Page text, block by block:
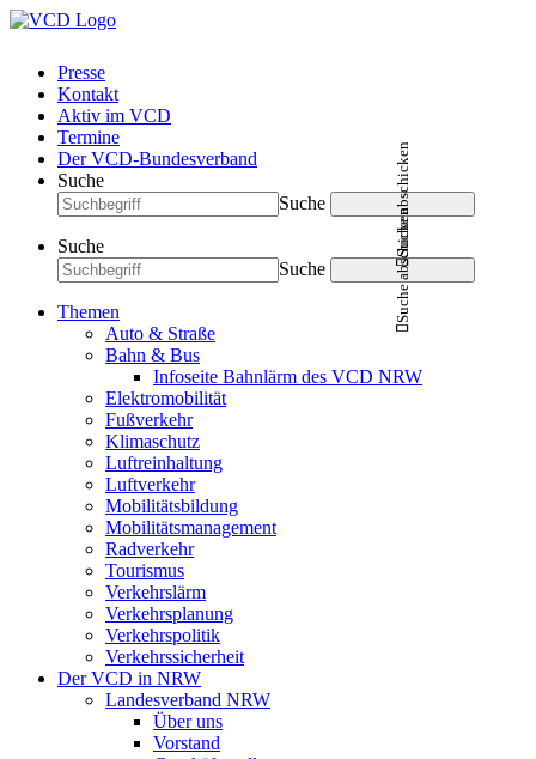
Presse
Kontakt
Aktiv im VCD
Termine
Der VCD-Bundesverband
Suche
Suche
Suche abschicken
Suche
Suche
Suche abschicken
Themen
Auto & Straße
Bahn & Bus
Infoseite Bahnlärm des VCD NRW
Elektromobilität
Fußverkehr
Klimaschutz
Luftreinhaltung
Luftverkehr
Mobilitätsbildung
Mobilitätsmanagement
Radverkehr
Tourismus
Verkehrslärm
Verkehrsplanung
Verkehrspolitik
Verkehrssicherheit
Der VCD in NRW
Landesverband NRW
Über uns
Vorstand